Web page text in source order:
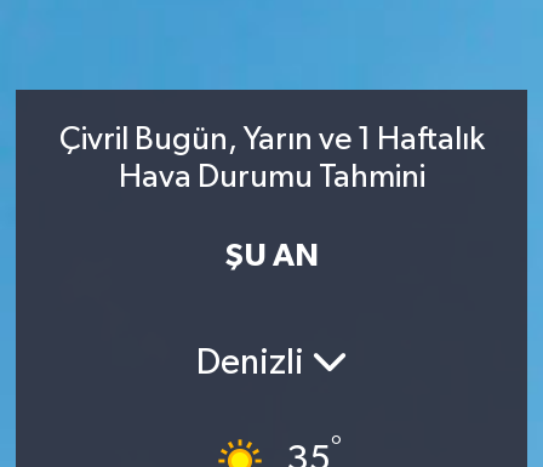
Çivril Bugün, Yarın ve 1 Haftalık
Hava Durumu Tahmini
ŞU AN
Denizli
°
SİYASET
SPOR
Tüm Manşetler
Son Dakika Haberleri